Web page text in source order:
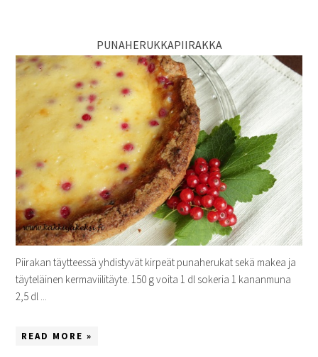
PUNAHERUKKAPIIRAKKA
Piirakan täytteessä yhdistyvät kirpeät punaherukat sekä makea ja
täyteläinen kermaviilitäyte. 150 g voita 1 dl sokeria 1 kananmuna
2,5 dl ...
READ MORE »